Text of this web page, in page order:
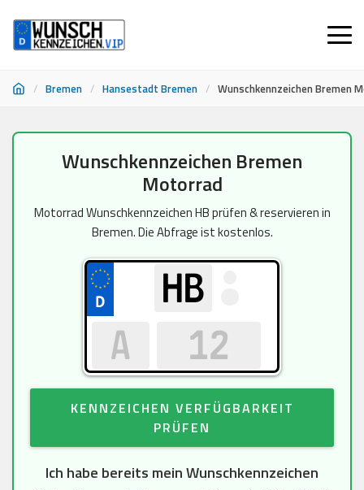
/ Bremen / Hansestadt Bremen / Wunschkennzeichen Bremen
Wunschkennzeichen Bremen
Motorrad
Motorrad Wunschkennzeichen HB prüfen & reservieren in
Bremen. Die Abfrage ist kostenlos.
KENNZEICHEN VERFÜGBARKEIT
PRÜFEN
Ich habe bereits mein Wunschkennzeichen